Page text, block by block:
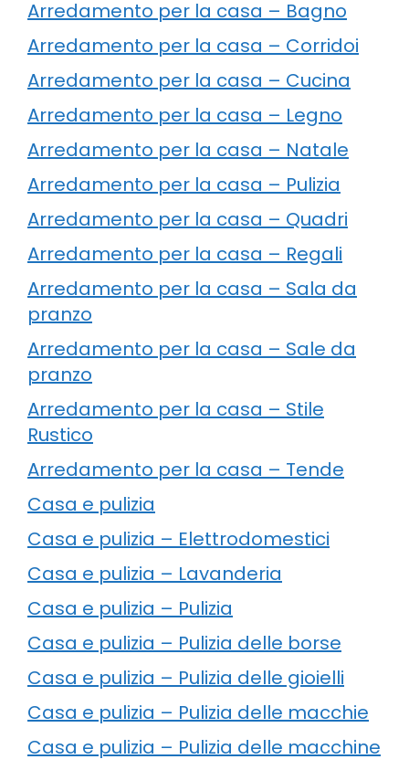
Arredamento per la casa – Bagno
Arredamento per la casa – Corridoi
Arredamento per la casa – Cucina
Arredamento per la casa – Legno
Arredamento per la casa – Natale
Arredamento per la casa – Pulizia
Arredamento per la casa – Quadri
Arredamento per la casa – Regali
Arredamento per la casa – Sala da
pranzo
Arredamento per la casa – Sale da
pranzo
Arredamento per la casa – Stile
Rustico
Arredamento per la casa – Tende
Casa e pulizia
Casa e pulizia – Elettrodomestici
Casa e pulizia – Lavanderia
Casa e pulizia – Pulizia
Casa e pulizia – Pulizia delle borse
Casa e pulizia – Pulizia delle gioielli
Casa e pulizia – Pulizia delle macchie
Casa e pulizia – Pulizia delle macchine